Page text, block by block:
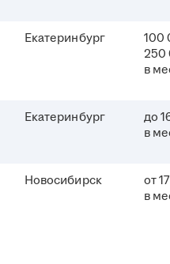
Екатеринбург
100
250
в
Екатеринбург
до
в
Новосибирск
от
в